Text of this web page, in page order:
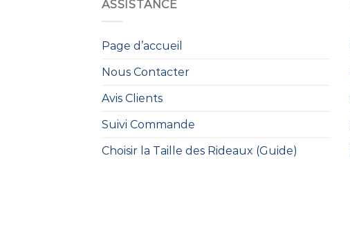
ASSISTANCE
Page d’accueil
Nous Contacter
Avis Clients
Suivi Commande
Choisir la Taille des Rideaux (Guide)